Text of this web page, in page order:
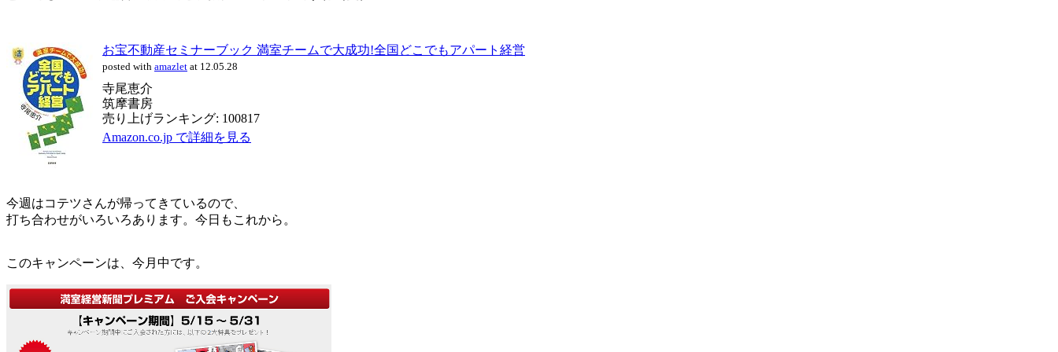
お宝不動産セミナーブック 満室チームで大成功!全国どこでもアパート経営
posted with amazlet at 12.05.28
寺尾恵介
筑摩書房
売り上げランキング: 100817
Amazon.co.jp で詳細を見る
今週はコテツさんが帰ってきているので、
打ち合わせがいろいろあります。今日もこれから。
このキャンペーンは、今月中です。